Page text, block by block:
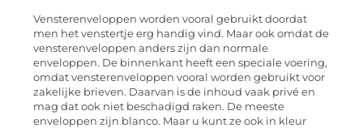
Vensterenveloppen worden vooral gebruikt doordat
men het venstertje erg handig vind. Maar ook omdat de
vensterenveloppen anders zijn dan normale
enveloppen. De binnenkant heeft een speciale voering,
omdat vensterenveloppen vooral worden gebruikt voor
zakelijke brieven. Daarvan is de inhoud vaak privé en
mag dat ook niet beschadigd raken. De meeste
enveloppen zijn blanco. Maar u kunt ze ook in kleur